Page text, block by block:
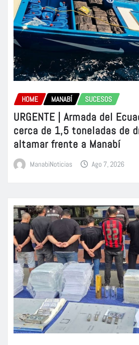
HOME MANABÍ SUCESOS
URGENTE | Armada del
cerca de 1,5 toneladas de
altamar frente a Manabí
ManabiNoticias Ago 7, 2026